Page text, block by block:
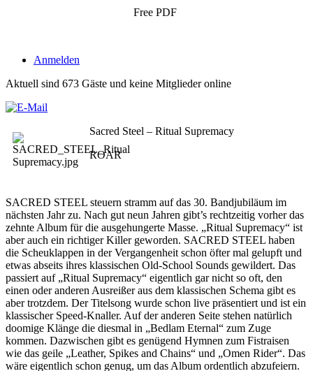
Free PDF
Anmelden
Aktuell sind 673 Gäste und keine Mitglieder online
Sacred Steel – Ritual Supremacy
ROAR
SACRED STEEL steuern stramm auf das 30. Bandjubiläum im
nächsten Jahr zu. Nach gut neun Jahren gibt’s rechtzeitig vorher das
zehnte Album für die ausgehungerte Masse. „Ritual Supremacy“ ist
aber auch ein richtiger Killer geworden. SACRED STEEL haben
die Scheuklappen in der Vergangenheit schon öfter mal gelupft und
etwas abseits ihres klassischen Old-School Sounds gewildert. Das
passiert auf „Ritual Supremacy“ eigentlich gar nicht so oft, den
einen oder anderen Ausreißer aus dem klassischen Schema gibt es
aber trotzdem. Der Titelsong wurde schon live präsentiert und ist ein
klassischer Speed-Knaller. Auf der anderen Seite stehen natürlich
doomige Klänge die diesmal in „Bedlam Eternal“ zum Zuge
kommen. Dazwischen gibt es genügend Hymnen zum Fistraisen
wie das geile „Leather, Spikes and Chains“ und „Omen Rider“. Das
wäre eigentlich schon genug, um das Album ordentlich abzufeiern.